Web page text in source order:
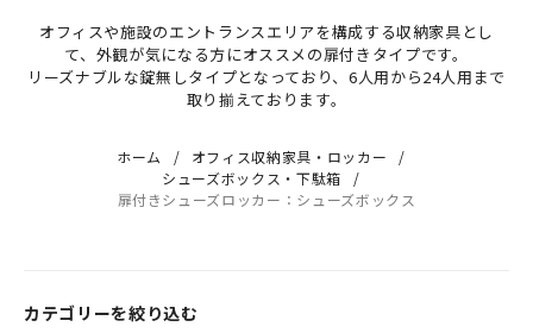
オフィスや施設のエントランスエリアを構成する収納家具とし
て、外観が気になる方にオススメの扉付きタイプです。
リーズナブルな錠無しタイプとなっており、6人用から24人用まで
取り揃えております。
ホーム
オフィス収納家具・ロッカー
シューズボックス・下駄箱
扉付きシューズロッカー：シューズボックス
カテゴリーを絞り込む